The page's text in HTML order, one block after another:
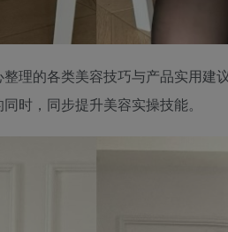
理的各类美容技巧与产品实用建
时，同步提升美容实操技能。